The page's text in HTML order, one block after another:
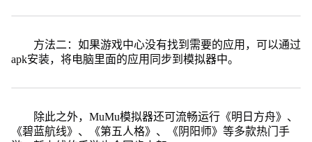
方法二：如果游戏中心没有找到需要的应用，可以通过
apk安装，将电脑里面的应用同步到模拟器中。
除此之外，MuMu模拟器还可流畅运行《明日方舟》、
《碧蓝航线》、《第五人格》、《阴阳师》等多款热门手